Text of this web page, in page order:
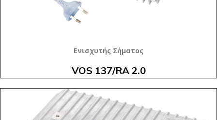
VOS 137/RA 2.0
Ενισχυτής Σήματος